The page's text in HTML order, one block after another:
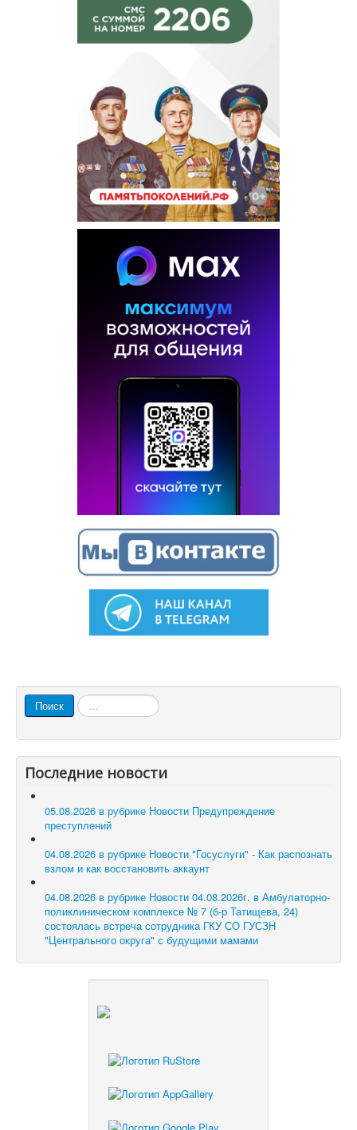
Поиск Искать...
Последние новости
05.08.2026 в рубрике Новости Предупреждение
преступлений
04.08.2026 в рубрике Новости "Госуслуги" - Как распознать
взлом и как восстановить аккаунт
04.08.2026 в рубрике Новости 04.08.2026г. в Амбулаторно-
поликлиническом комплексе № 7 (б-р Татищева, 24)
состоялась встреча сотрудника ГКУ СО ГУСЗН
"Центрального округа" с будущими мамами